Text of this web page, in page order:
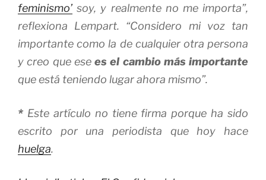
feminismo’soy, y realmente no me importa”,
reflexiona Lempart. “Considero mi voz tan
importante como la de cualquier otra persona
y creo que esees el cambio más importante
que está teniendo lugar ahora mismo”.
* Este artículo no tiene firma porque ha sido
escrito por una periodista que hoy hace
huelga.